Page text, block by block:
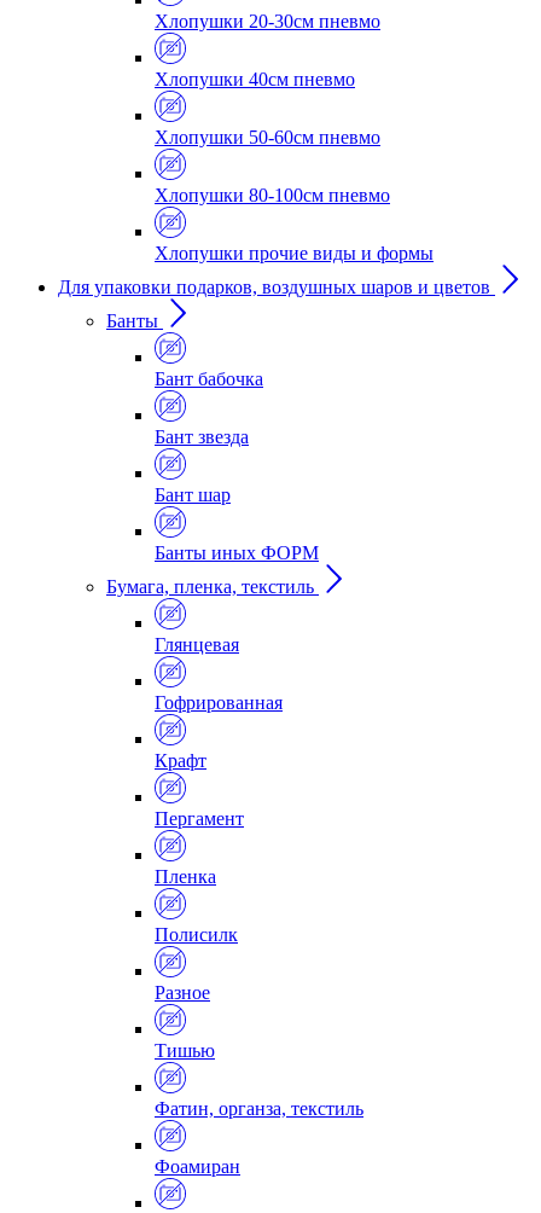
Хлопушки 20-30см пневмо
Хлопушки 40см пневмо
Хлопушки 50-60см пневмо
Хлопушки 80-100см пневмо
Хлопушки прочие виды и формы
Для упаковки подарков, воздушных шаров и цветов
Банты
Бант бабочка
Бант звезда
Бант шар
Банты иных ФОРМ
Бумага, пленка, текстиль
Глянцевая
Гофрированная
Крафт
Пергамент
Пленка
Полисилк
Разное
Тишью
Фатин, органза, текстиль
Фоамиран